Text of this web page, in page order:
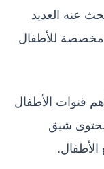
2024 هذا ما يبحث عنه العديد
مخصصة للأطفال
قنوات الأطفال
شيق